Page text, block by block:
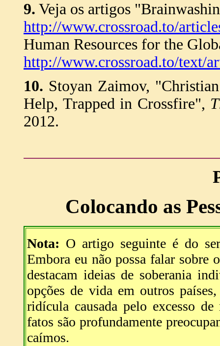
9. Veja os artigos
http://www.crossroad.to/
Human Resources for the
http://www.crossroad.to/text/
10. Stoyan Zaimov,
Help, Trapped in Crossfire",
2012.
Colocando as
Nota: O artigo seguinte é do
Embora eu não possa falar sobre
destacam ideias de soberania
opções de vida em outros
ridícula causada pelo excesso
fatos são profundamente
caímos.